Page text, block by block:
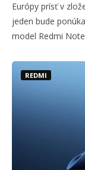
Európy prísť v
jeden bude
model Redmi
REDMI